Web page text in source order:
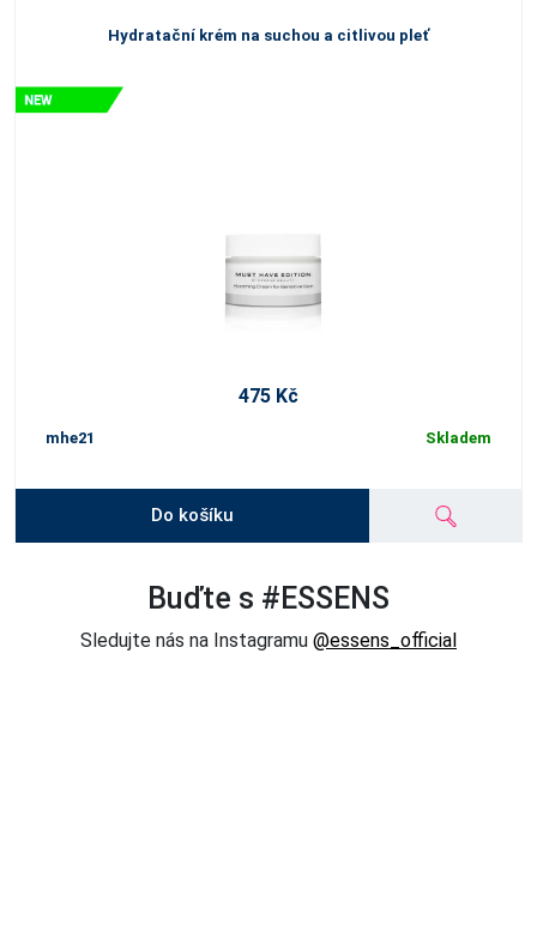
Hydratační krém na suchou a citlivou pleť
475 Kč
mhe21 Skladem
Do košíku
Buďte s #ESSENS
Sledujte nás na Instagramu @essens_official